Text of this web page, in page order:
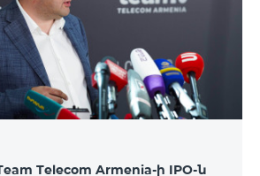
ռազմավարական
առաջարկելու համար թիմերն
72 ժամ։ Հաջողություն
մասնակիցներին Team
ի գլխավոր տնօրեն Հայկ
Telecom Armenia-ի IPO-ն